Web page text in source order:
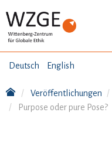
Deutsch English
Veröffentlichungen
Purpose oder pure Pose?